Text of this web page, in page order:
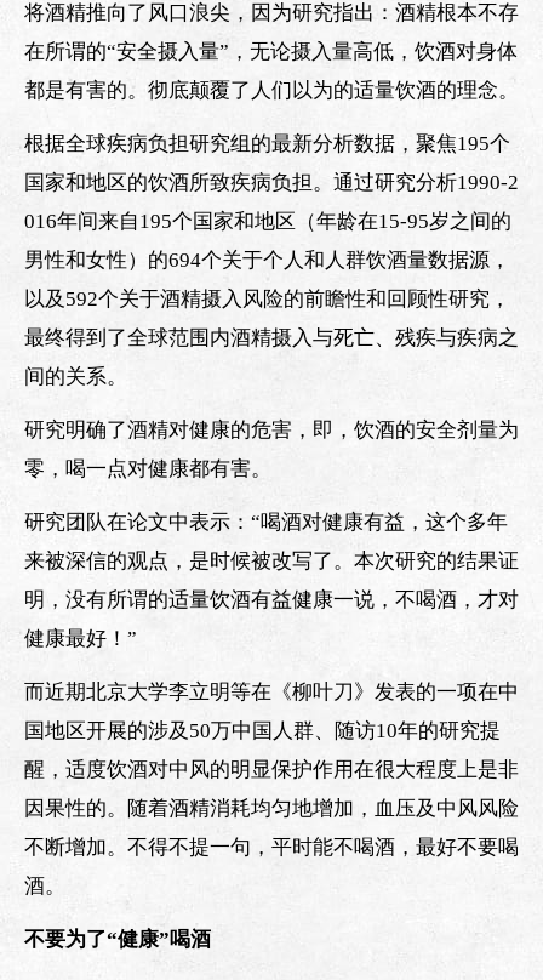
将酒精推向了风口浪尖，因为研究指出：酒精根本不存
在所谓的“安全摄入量”，无论摄入量高低，饮酒对身体
都是有害的。彻底颠覆了人们以为的适量饮酒的理念。
根据全球疾病负担研究组的最新分析数据，聚焦195个
国家和地区的饮酒所致疾病负担。通过研究分析1990-2
016年间来自195个国家和地区（年龄在15-95岁之间的
男性和女性）的694个关于个人和人群饮酒量数据源，
以及592个关于酒精摄入风险的前瞻性和回顾性研究，
最终得到了全球范围内酒精摄入与死亡、残疾与疾病之
间的关系。
研究明确了酒精对健康的危害，即，饮酒的安全剂量为
零，喝一点对健康都有害。
研究团队在论文中表示：“喝酒对健康有益，这个多年
来被深信的观点，是时候被改写了。本次研究的结果证
明，没有所谓的适量饮酒有益健康一说，不喝酒，才对
健康最好！”
而近期北京大学李立明等在《柳叶刀》发表的一项在中
国地区开展的涉及50万中国人群、随访10年的研究提
醒，适度饮酒对中风的明显保护作用在很大程度上是非
因果性的。随着酒精消耗均匀地增加，血压及中风风险
不断增加。不得不提一句，平时能不喝酒，最好不要喝
酒。
不要为了“健康”喝酒